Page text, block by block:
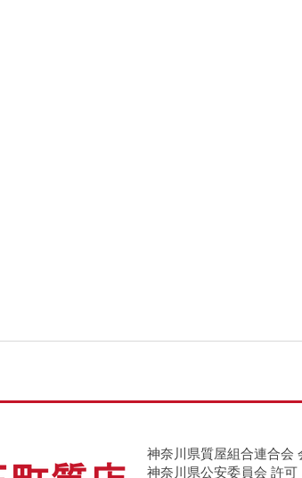
神奈川県質屋組合連合会
神奈川県公安委員会 許可